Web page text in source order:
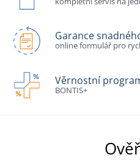
Garance
online formulář pro
Věrnostní
BONTIS+